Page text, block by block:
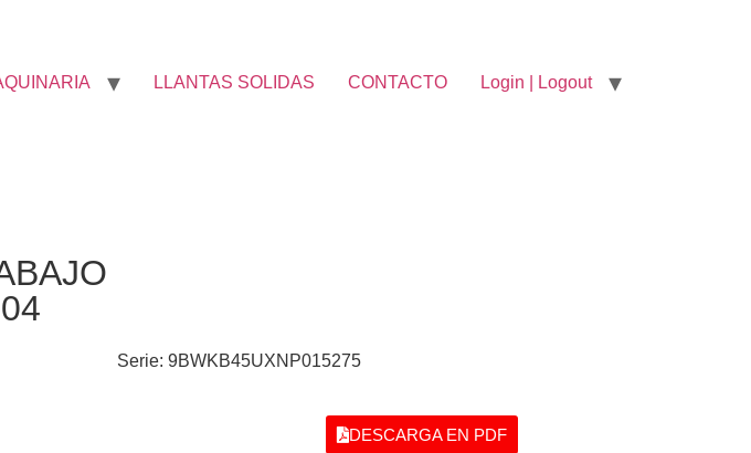
LLANTAS SOLIDAS CONTACTO Login | Logout
Serie: 9BWKB45UXNP015275
DESCARGA EN PDF